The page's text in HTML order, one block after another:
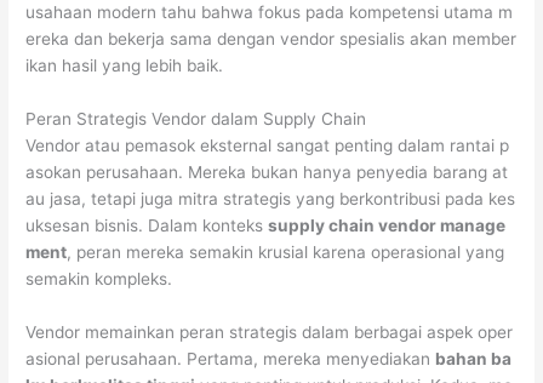
usahaan modern tahu bahwa fokus pada kompetensi utama m
ereka dan bekerja sama dengan vendor spesialis akan member
ikan hasil yang lebih baik.
Peran Strategis Vendor dalam Supply Chain
Vendor atau pemasok eksternal sangat penting dalam rantai p
asokan perusahaan. Mereka bukan hanya penyedia barang at
au jasa, tetapi juga mitra strategis yang berkontribusi pada kes
uksesan bisnis. Dalam kontekssupply chain vendor manage
ment, peran mereka semakin krusial karena operasional yang
semakin kompleks.
Vendor memainkan peran strategis dalam berbagai aspek oper
asional perusahaan. Pertama, mereka menyediakan bahan ba